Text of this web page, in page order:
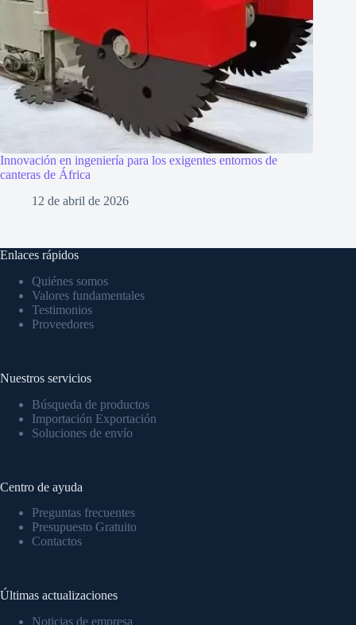
Innovación en ingeniería para los exigentes entornos de
canteras de África
12 de abril de 2026
Enlaces rápidos
Quiénes somos
Valores fundamentales
Testimonios
Proveedores
Nuestros servicios
Búsqueda de productos
Importación Exportación
Soluciones de envío
Centro de ayuda
Preguntas frecuentes
Presupuesto Gratuito
Contactos
Últimas actualizaciones
Noticias de empresa